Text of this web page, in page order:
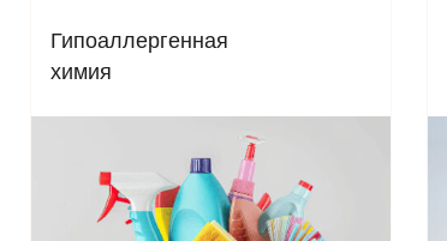
Гипоаллергенная
химия